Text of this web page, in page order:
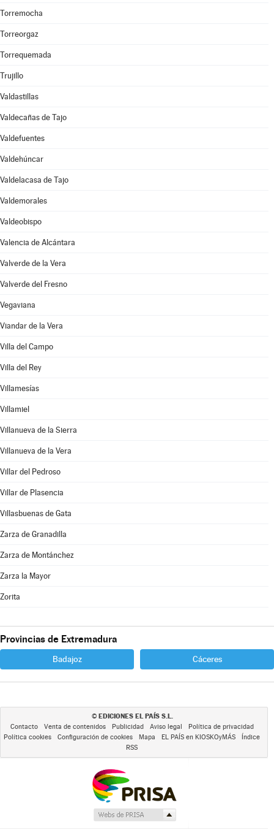
Torremocha
Torreorgaz
Torrequemada
Trujillo
Valdastillas
Valdecañas de Tajo
Valdefuentes
Valdehúncar
Valdelacasa de Tajo
Valdemorales
Valdeobispo
Valencia de Alcántara
Valverde de la Vera
Valverde del Fresno
Vegaviana
Viandar de la Vera
Villa del Campo
Villa del Rey
Villamesías
Villamiel
Villanueva de la Sierra
Villanueva de la Vera
Villar del Pedroso
Villar de Plasencia
Villasbuenas de Gata
Zarza de Granadilla
Zarza de Montánchez
Zarza la Mayor
Zorita
Provincias de Extremadura
Badajoz Cáceres
© EDICIONES EL PAÍS S.L.
Contacto Venta de contenidos Publicidad Aviso legal
Política de privacidad
Política cookies
Configuración de cookies Mapa EL PAÍS en KIOSKOyMÁS
Índice
RSS